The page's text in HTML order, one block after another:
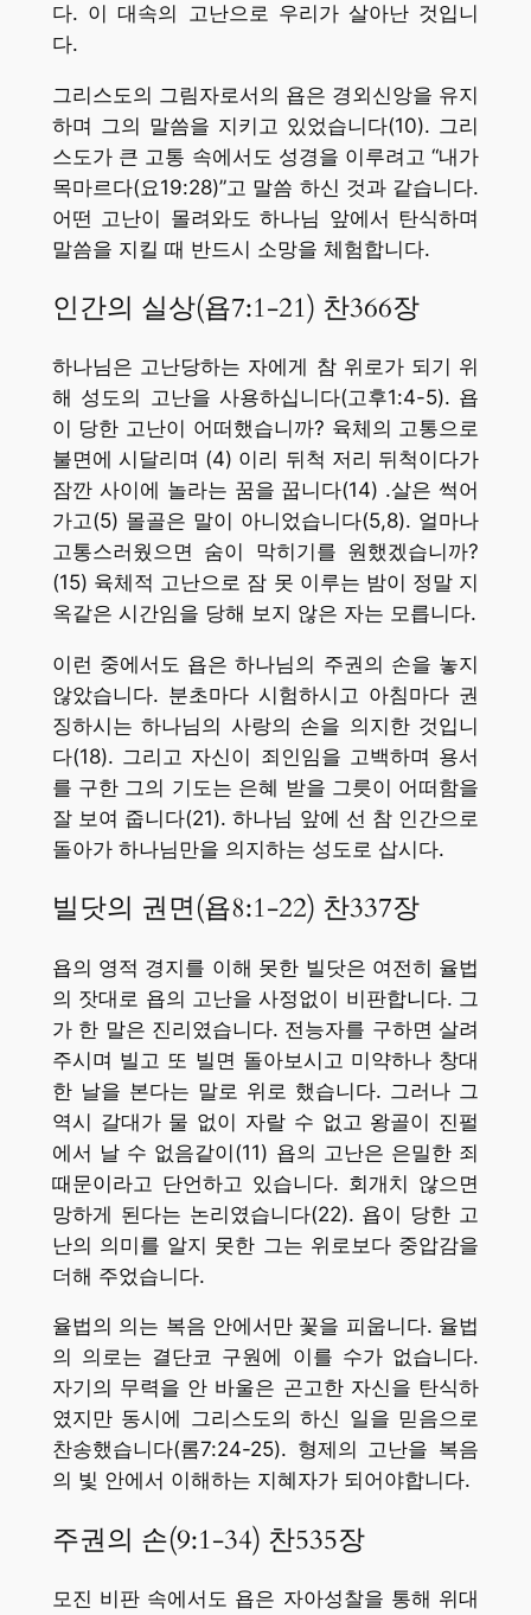
다. 이 대속의 고난으로 우리가 살아난 것입니
다.
그리스도의 그림자로서의 욥은 경외신앙을 유지
하며 그의 말씀을 지키고 있었습니다(10). 그리
스도가 큰 고통 속에서도 성경을 이루려고 “내가
목마르다(요19:28)”고 말씀 하신 것과 같습니다.
어떤 고난이 몰려와도 하나님 앞에서 탄식하며
말씀을 지킬 때 반드시 소망을 체험합니다.
인간의 실상(욥7:1-21) 찬366장
하나님은 고난당하는 자에게 참 위로가 되기 위
해 성도의 고난을 사용하십니다(고후1:4-5). 욥
이 당한 고난이 어떠했습니까? 육체의 고통으로
불면에 시달리며 (4) 이리 뒤척 저리 뒤척이다가
잠깐 사이에 놀라는 꿈을 꿉니다(14) .살은 썩어
가고(5) 몰골은 말이 아니었습니다(5,8). 얼마나
고통스러웠으면 숨이 막히기를 원했겠습니까?
(15) 육체적 고난으로 잠 못 이루는 밤이 정말 지
옥같은 시간임을 당해 보지 않은 자는 모릅니다.
이런 중에서도 욥은 하나님의 주권의 손을 놓지
않았습니다. 분초마다 시험하시고 아침마다 권
징하시는 하나님의 사랑의 손을 의지한 것입니
다(18). 그리고 자신이 죄인임을 고백하며 용서
를 구한 그의 기도는 은혜 받을 그릇이 어떠함을
잘 보여 줍니다(21). 하나님 앞에 선 참 인간으로
돌아가 하나님만을 의지하는 성도로 삽시다.
빌닷의 권면(욥8:1-22) 찬337장
욥의 영적 경지를 이해 못한 빌닷은 여전히 율법
의 잣대로 욥의 고난을 사정없이 비판합니다. 그
가 한 말은 진리였습니다. 전능자를 구하면 살려
주시며 빌고 또 빌면 돌아보시고 미약하나 창대
한 날을 본다는 말로 위로 했습니다. 그러나 그
역시 갈대가 물 없이 자랄 수 없고 왕골이 진펄
에서 날 수 없음같이(11) 욥의 고난은 은밀한 죄
때문이라고 단언하고 있습니다. 회개치 않으면
망하게 된다는 논리였습니다(22). 욥이 당한 고
난의 의미를 알지 못한 그는 위로보다 중압감을
더해 주었습니다.
율법의 의는 복음 안에서만 꽃을 피웁니다. 율법
의 의로는 결단코 구원에 이를 수가 없습니다.
자기의 무력을 안 바울은 곤고한 자신을 탄식하
였지만 동시에 그리스도의 하신 일을 믿음으로
찬송했습니다(롬7:24-25). 형제의 고난을 복음
의 빛 안에서 이해하는 지혜자가 되어야합니다.
주권의 손(9:1-34) 찬535장
모진 비판 속에서도 욥은 자아성찰을 통해 위대